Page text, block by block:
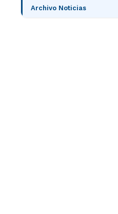
Archivo Noticias